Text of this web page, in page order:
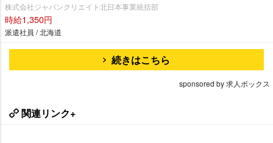
株式会社ジャパンクリエイト北日本事業統括部
時給1,350円
派遣社員 / 北海道
続きはこちら
sponsored by 求人ボックス
関連リンク+